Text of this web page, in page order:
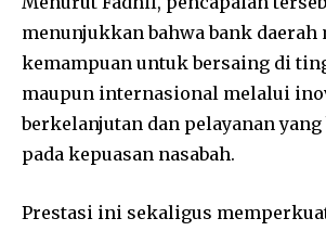
menunjukkan bahwa bank
kemampuan untuk bersaing di
maupun internasional melalui
berkelanjutan dan pelayanan
pada kepuasan nasabah.
Prestasi ini sekaligus